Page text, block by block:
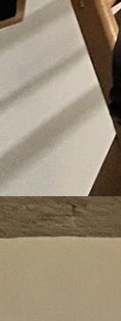
un environnement
trouver sa
an
an)
au fioul
l'eau chaude :
sur les risques